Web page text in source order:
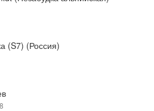
(S7) (Россия)